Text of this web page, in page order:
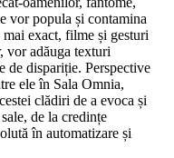
vor popula și contamina
exact, filme și gesturi
vor adăuga texturi
de dispariție. Perspective
ele în Sala Omnia,
clădiri de a evoca și
de la credințe
în automatizare și